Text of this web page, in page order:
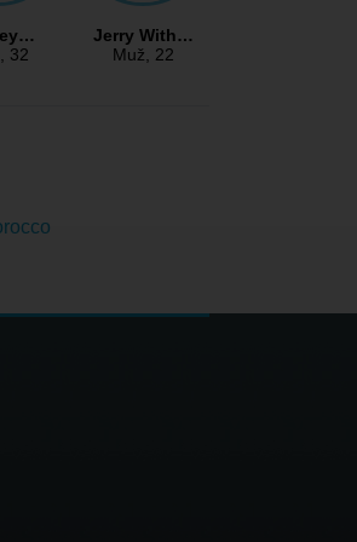
, 32
Jerry With…
Muž, 22